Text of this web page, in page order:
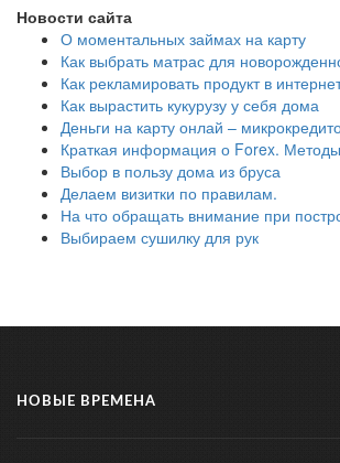
Новости сайта
О моментальных займах на карту
Как выбрать матрас для
Как рекламировать продукт в
Как вырастить кукурузу у себя дома
Деньги на карту онлай –
Краткая информация о Forex.
Выбор в пользу дома из бруса
Делаем визитки по правилам.
На что обращать внимание при
Выбираем сушилку для рук
НОВЫЕ ВРЕМЕНА